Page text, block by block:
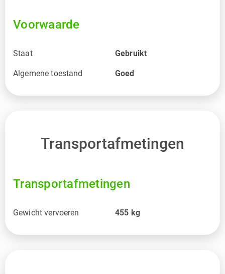
Voorwaarde
Staat Gebruikt
Algemene toestand Goed
Transportafmetingen
Transportafmetingen
Gewicht vervoeren 455 kg